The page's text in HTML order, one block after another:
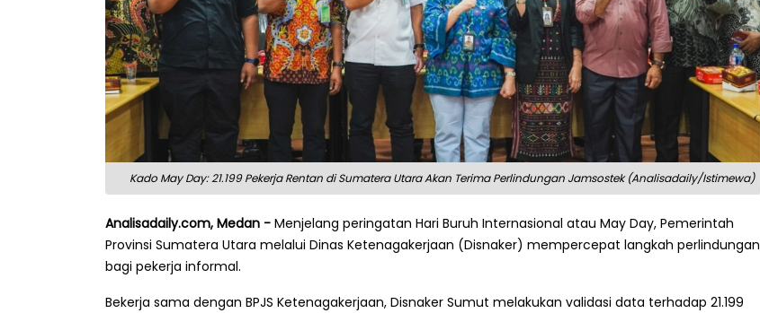
Kado May Day: 21.199 Pekerja Rentan di Sumatera Utara Akan Terima Perlindungan Jamsostek (Analisadaily/Istimewa)
Analisadaily.com, Medan - Menjelang peringatan Hari Buruh Internasional atau May Day, Pemerintah
Provinsi Sumatera Utara melalui Dinas Ketenagakerjaan (Disnaker) mempercepat langkah perlindungan
bagi pekerja informal.
Bekerja sama dengan BPJS Ketenagakerjaan, Disnaker Sumut melakukan validasi data terhadap 21.199